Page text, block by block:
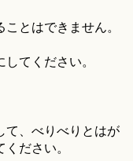
とはできません。
てください。
て、べりべりとはが
ださい。